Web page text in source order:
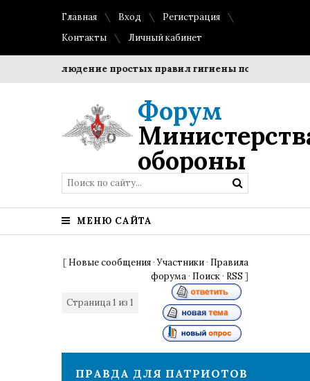
Главная Вход
Регистрация
Контакты
Личный кабинет
Соблюдение простых правил гигиены помогает
Форум
обороны
МЕНЮ САЙТА
[ Новые сообщения ·Участники · Правила
форума · Поиск · RSS ]
Страница1 из 1
ПРАВДА ДЛЯ ПАТРИОТОВ